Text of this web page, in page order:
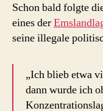
Schon bald folgte
eines der
seine illegale
„Ich blieb etwa
dann wurde ich